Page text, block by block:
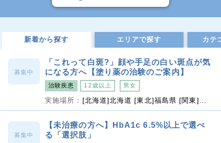
新着から探す エリアで探す カテ
募集中
「これって白斑?」顔や手足の白い斑点が気
になる方へ【塗り薬の治験のご案内】
治験疾患 12歳以上 男女
実施場所： [北海道]北海道 [東北]福島県 [関東]東京都、埼玉県、千葉県、神奈川県 [東海]愛知県 [関西]大阪府、兵庫県、京都府 [四国]香川県 [九州]福岡県、長崎県、大分県 [沖縄]沖縄県
募集中
【未治療の方へ】HbA1c 6.5%以上で選べ
る「選択肢」